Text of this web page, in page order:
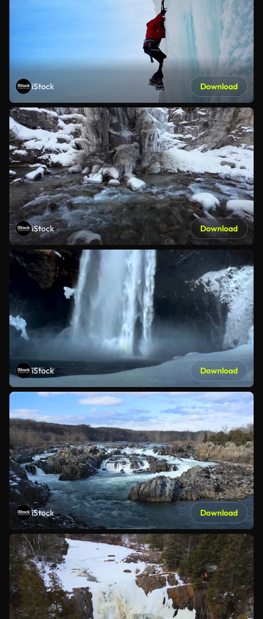
iStock Download
iStock Download
iStock Download
iStock Download